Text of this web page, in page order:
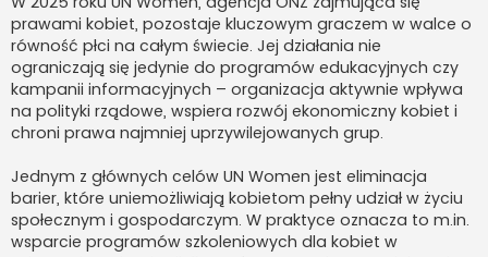
prawami kobiet, pozostaje kluczowym graczem w walce o
równość płci na całym świecie. Jej działania nie
ograniczają się jedynie do programów edukacyjnych czy
kampanii informacyjnych – organizacja aktywnie wpływa
na polityki rządowe, wspiera rozwój ekonomiczny kobiet i
chroni prawa najmniej uprzywilejowanych grup.
Jednym z głównych celów UN Women jest eliminacja
barier, które uniemożliwiają kobietom pełny udział w życiu
społecznym i gospodarczym. W praktyce oznacza to m.in.
wsparcie programów szkoleniowych dla kobiet w